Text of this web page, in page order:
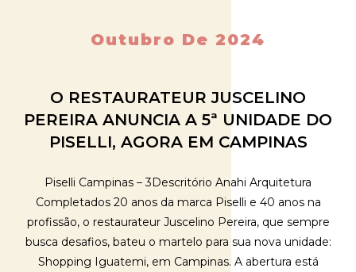
Outubro De 2024
O RESTAURATEUR JUSCELINO
PEREIRA ANUNCIA A 5ª UNIDADE DO
PISELLI, AGORA EM CAMPINAS
Piselli Campinas – 3Descritório Anahi Arquitetura
Completados 20 anos da marca Piselli e 40 anos na
profissão, o restaurateur Juscelino Pereira, que sempre
busca desafios, bateu o martelo para sua nova unidade:
Shopping Iguatemi, em Campinas. A abertura está